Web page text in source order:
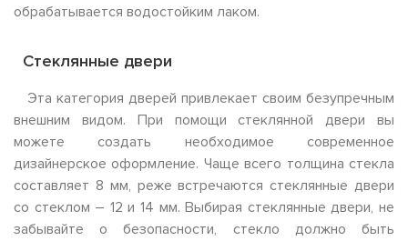
обрабатывается водостойким лаком.
Стеклянные двери
Эта категория дверей привлекает своим безупречным
внешним видом. При помощи стеклянной двери вы
можете создать необходимое современное
дизайнерское оформление. Чаще всего толщина стекла
составляет 8 мм, реже встречаются стеклянные двери
со стеклом – 12 и 14 мм. Выбирая стеклянные двери, не
забывайте о безопасности, стекло должно быть